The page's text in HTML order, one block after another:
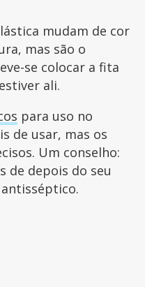
mudam de cor
mas são o
se colocar a fita
ali.
para uso no
de usar, mas os
Um conselho:
de depois do seu